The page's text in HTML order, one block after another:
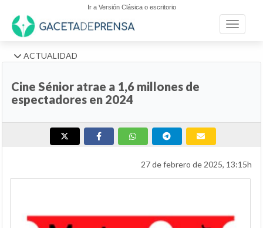
Ir a Versión Clásica o escritorio
Toggle
ACTUALIDAD
Cine Sénior atrae a 1,6 millones de
espectadores en 2024
27 de febrero de 2025, 13:15h